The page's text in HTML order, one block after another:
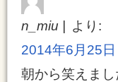
n_miu
より:
2014年6月25日
朝から笑えまし